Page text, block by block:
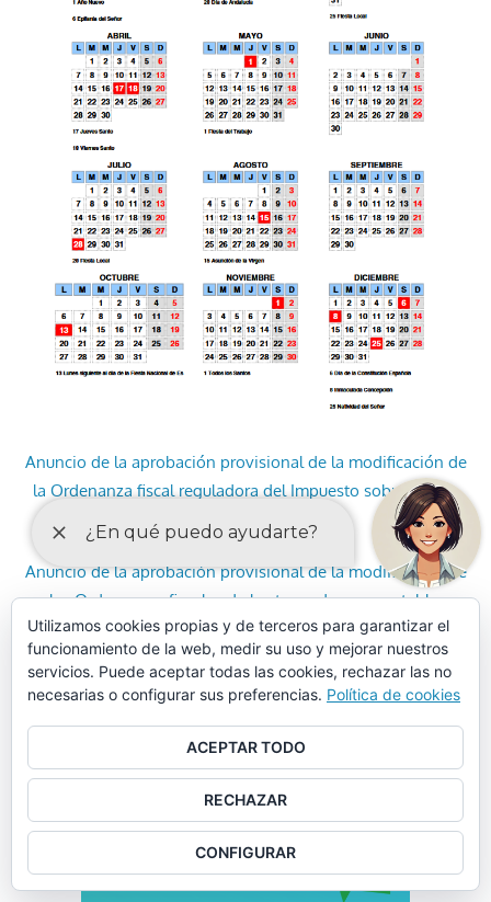
Anuncio de la aprobación provisional de la modificación de
la Ordenanza fiscal reguladora del Impuesto sobre Bienes
Anuncio de la aprobación provisional de la modificación de
las Ordenanzas fiscales de las tasas de agua potable,
recogida de basuras, cementerio municipal y mercados
Utilizamos cookies propias y de terceros para garantizar el
funcionamiento de la web, medir su uso y mejorar nuestros
servicios. Puede aceptar todas las cookies, rechazar las no
necesarias o configurar sus preferencias. Política de cookies
ACEPTAR TODO
RECHAZAR
CONFIGURAR